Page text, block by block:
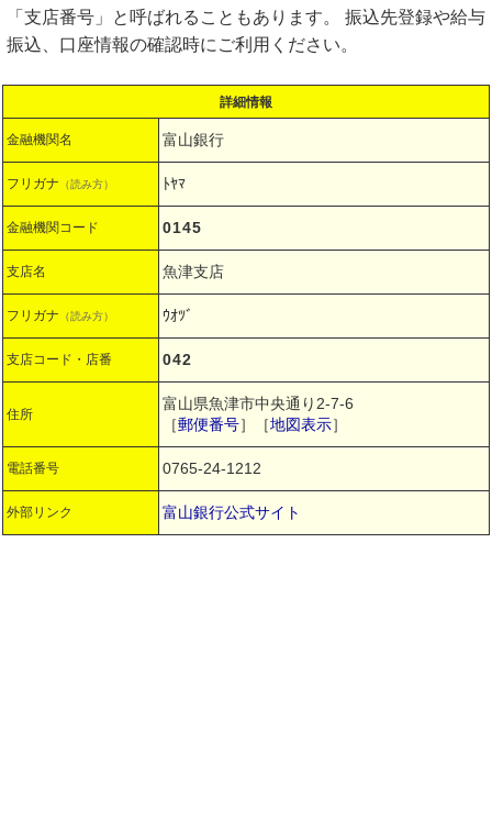
「支店番号」と呼ばれることもあります。 振込先登録や給与
振込、口座情報の確認時にご利用ください。
詳細情報
金融機関名 富山銀行
フリガナ （読み方） ﾄﾔﾏ
金融機関コード 0145
支店名 魚津支店
フリガナ （読み方） ｳｵﾂﾞ
支店コード・店番 042
住所
富山県魚津市中央通り2-7-6
［郵便番号］［地図表示］
電話番号 0765-24-1212
外部リンク 富山銀行公式サイト